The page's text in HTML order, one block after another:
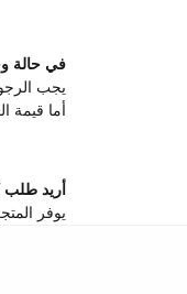
في حالة
يجب
أما قيمة
أريد
يوفر المتجر خدمة